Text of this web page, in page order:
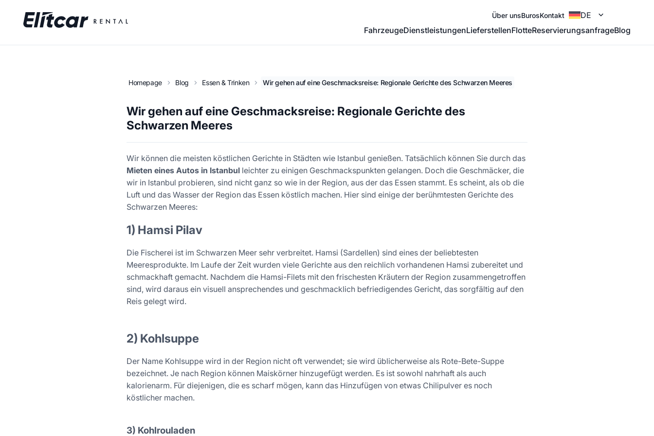
Über unsBurosKontakt
DE
FahrzeugeDienstleistungenLieferstellenFlotteReservierungsanfrageBlog
Homepage Blog Essen & Trinken Wir gehen auf eine Geschmacksreise: Regionale Gerichte des Schwarzen Meeres
Wir gehen auf eine Geschmacksreise: Regionale Gerichte des
Schwarzen Meeres
Wir können die meisten köstlichen Gerichte in Städten wie Istanbul genießen. Tatsächlich können Sie durch das
Mieten eines Autos in Istanbul leichter zu einigen Geschmackspunkten gelangen. Doch die Geschmäcker, die
wir in Istanbul probieren, sind nicht ganz so wie in der Region, aus der das Essen stammt. Es scheint, als ob die
Luft und das Wasser der Region das Essen köstlich machen. Hier sind einige der berühmtesten Gerichte des
Schwarzen Meeres:
1) Hamsi Pilav
Die Fischerei ist im Schwarzen Meer sehr verbreitet. Hamsi (Sardellen) sind eines der beliebtesten
Meeresprodukte. Im Laufe der Zeit wurden viele Gerichte aus den reichlich vorhandenen Hamsi zubereitet und
schmackhaft gemacht. Nachdem die Hamsi-Filets mit den frischesten Kräutern der Region zusammengetroffen
sind, wird daraus ein visuell ansprechendes und geschmacklich befriedigendes Gericht, das sorgfältig auf den
Reis gelegt wird.
2) Kohlsuppe
Der Name Kohlsuppe wird in der Region nicht oft verwendet; sie wird üblicherweise als Rote-Bete-Suppe
bezeichnet. Je nach Region können Maiskörner hinzugefügt werden. Es ist sowohl nahrhaft als auch
kalorienarm. Für diejenigen, die es scharf mögen, kann das Hinzufügen von etwas Chilipulver es noch
köstlicher machen.
3) Kohlrouladen